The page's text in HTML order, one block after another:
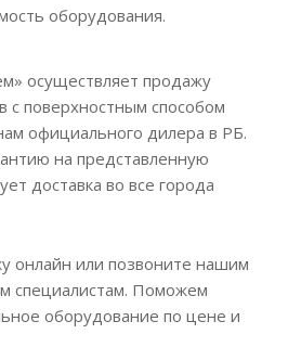
оборудования.
осуществляет продажу
с поверхностным способом
официального дилера в РБ.
на представленную
доставка во все города
онлайн или позвоните нашим
специалистам. Поможем
оборудование по цене и